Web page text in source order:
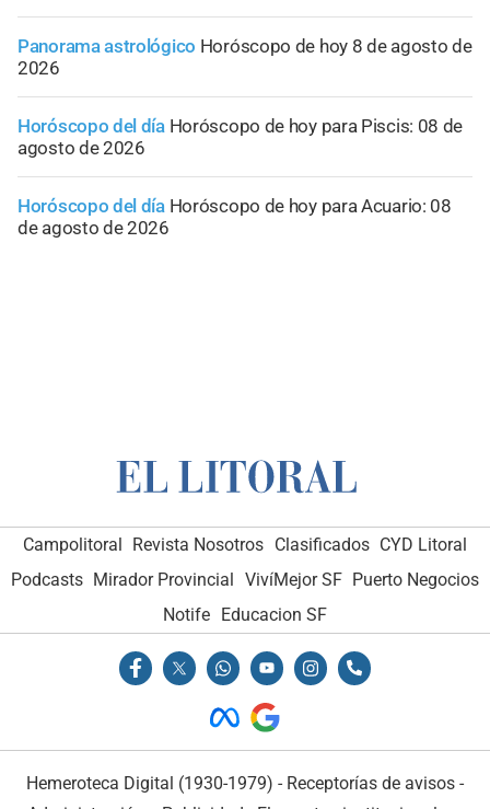
Panorama astrológico Horóscopo de hoy 8 de agosto de
2026
Horóscopo del día Horóscopo de hoy para Piscis: 08 de
agosto de 2026
Horóscopo del día Horóscopo de hoy para Acuario: 08
de agosto de 2026
Campolitoral Revista Nosotros Clasificados CYD Litoral
Podcasts Mirador Provincial VivíMejor SF Puerto Negocios
Notife
Educacion SF
Hemeroteca Digital (1930-1979) - Receptorías de avisos -